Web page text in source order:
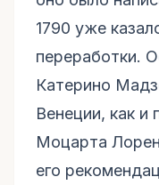
1790 уже
переработки.
Катерино
Венеции, как и
Моцарта
его